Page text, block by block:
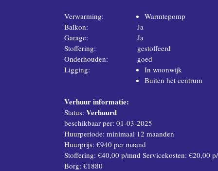
Verwarming:
Warmtepomp
Balkon:
Ja
Garage:
Ja
Stoffering:
gestoffeerd
Onderhouden:
goed
Ligging:
In woonwijk
Buiten het centrum
Verhuur informatie:
Status: Verhuurd
beschikbaar per: 01-03-2025
Huurperiode: minimaal 12 maanden
Huurprijs: €940 per maand
Stoffering: €40,00 p/mnd Servicekosten: €20,00
Borg: €1880